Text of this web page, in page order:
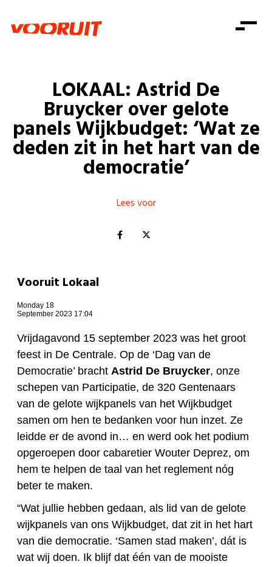
Zorg
Gelijke kansen
Welzijn
Consumentenbescherming
Pensioenen
Onze mensen
Standpunten
Vacatures
Doe mee
Doe mee
Word lid
Mis niets
Shop
Zoeken
Login
Login
Doe mee
LOKAAL: Astrid De
Bruycker over gelote
panels Wijkbudget: ‘Wat ze
deden zit in het hart van de
democratie’
Lees voor
Vooruit Lokaal
Monday 18
September 2023 17:04
Vrijdagavond 15 september 2023 was het groot
feest in De Centrale. Op de ‘Dag van de
Democratie’ bracht Astrid De Bruycker, onze
schepen van Participatie, de 320 Gentenaars
van de gelote wijkpanels van het Wijkbudget
samen om hen te bedanken voor hun inzet. Ze
leidde er de avond in… en werd ook het podium
opgeroepen door cabaretier Wouter Deprez, om
hem te helpen de taal van het reglement nóg
beter te maken.
“Wat jullie hebben gedaan, als lid van de gelote
wijkpanels van ons Wijkbudget, dat zit in het hart
van die democratie. ‘Samen stad maken’, dát is
wat wij doen. Ik blijf dat één van de mooiste